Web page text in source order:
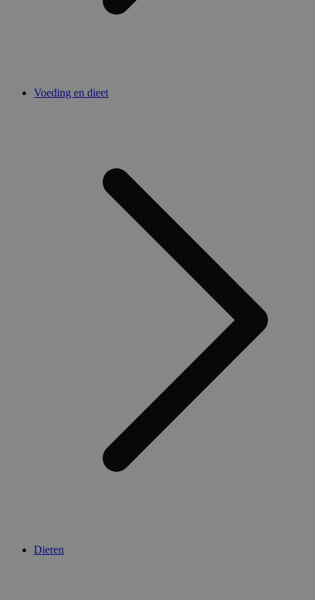
Voeding en dieet
Dieren